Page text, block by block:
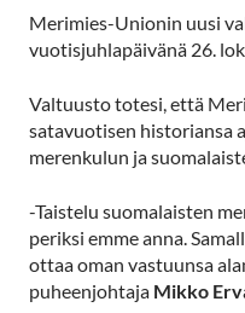
Merimies-Unionin uusi
vuotisjuhlapäivänä 26.
Valtuusto totesi, että
satavuotisen historiansa
merenkulun ja
-Taistelu suomalaisten
periksi emme anna.
ottaa oman vastuunsa
puheenjohtaja Mikko